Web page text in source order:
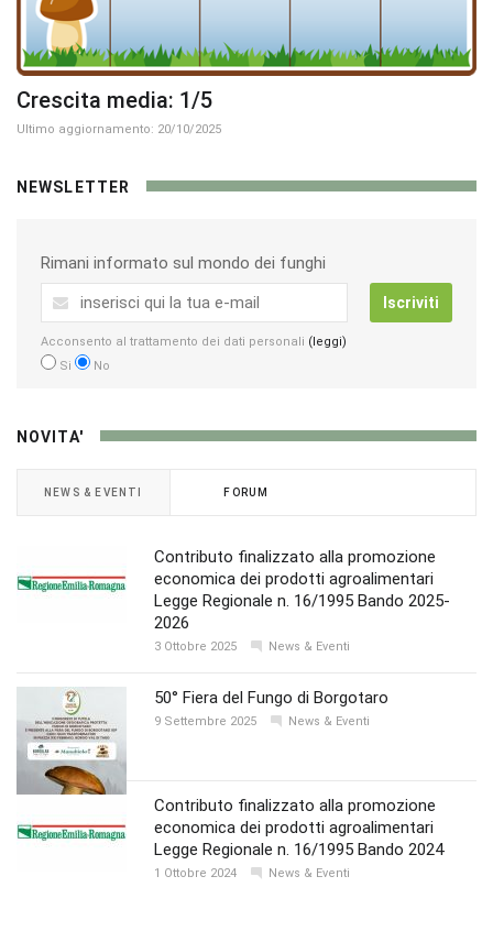
Crescita media: 1/5
Ultimo aggiornamento: 20/10/2025
NEWSLETTER
Rimani informato sul mondo dei funghi
Iscriviti
Acconsento al trattamento dei dati personali (leggi)
Si
No
NOVITA'
NEWS & EVENTI FORUM
Contributo finalizzato alla promozione
economica dei prodotti agroalimentari
Legge Regionale n. 16/1995 Bando 2025-
2026
3 Ottobre 2025 News & Eventi
50° Fiera del Fungo di Borgotaro
9 Settembre 2025 News & Eventi
Contributo finalizzato alla promozione
economica dei prodotti agroalimentari
Legge Regionale n. 16/1995 Bando 2024
1 Ottobre 2024 News & Eventi